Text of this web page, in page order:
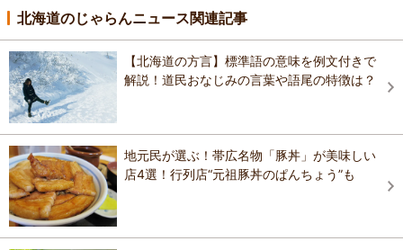
北海道のじゃらんニュース関連記事
【北海道の方言】標準語の意味を例文付きで
解説！道民おなじみの言葉や語尾の特徴は？
地元民が選ぶ！帯広名物「豚丼」が美味しい
店4選！行列店“元祖豚丼のぱんちょう”も